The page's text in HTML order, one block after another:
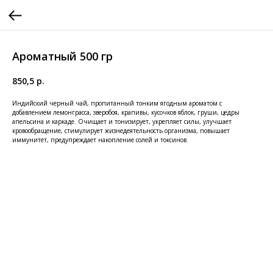
Ароматный 500 гр
850,5 р.
Индийский черный чай, пропитанный тонким ягодным ароматом с
добавлением лемонграсса, зверобоя, крапивы, кусочков яблок, груши, цедры
апельсина и каркаде. Очищает и тонизирует, укрепляет силы, улучшает
кровообращение, стимулирует жизнедеятельность организма, повышает
иммунитет, предупреждает накопление солей и токсинов.